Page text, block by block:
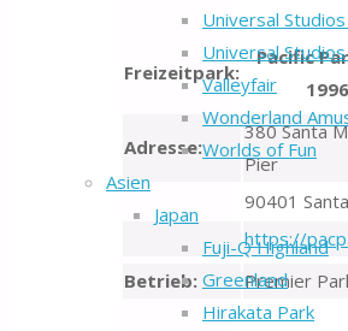
Universal
Universal
Valleyfair
Wonderland
Worlds of Fun
Asien
Japan
Fuji-Q Highland
Greenland
Hirakata Park
Freizeitpark:
Pacific
Adresse:
380 Santa
Pier
90401
https://
Betrieb:
Premier